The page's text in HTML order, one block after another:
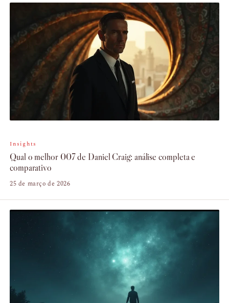
Insights
Qual o melhor 007 de Daniel Craig: análise completa e
comparativo
25 de março de 2026